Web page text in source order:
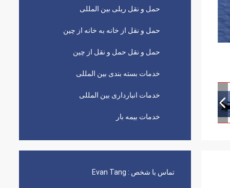
حمل و نقل ریلی بین المللی
حمل و نقل از خانه به خانه از چین
حمل و نقل حمل و نقل از چین
خدمات بسته بندی بین المللی
خدمات انبارداری بین المللی
خدمات بیمه بار
تماس با شخص : Evan Tang